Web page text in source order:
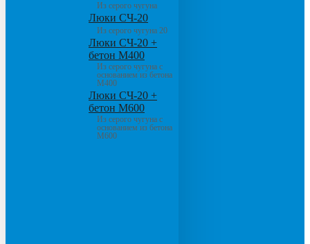
Из серого чугуна
Люки СЧ-20
Из серого чугуна 20
Люки СЧ-20 +
бетон М400
Из серого чугуна с
основанием из бетона
М400
Люки СЧ-20 +
бетон М600
Из серого чугуна с
основанием из бетона
М600